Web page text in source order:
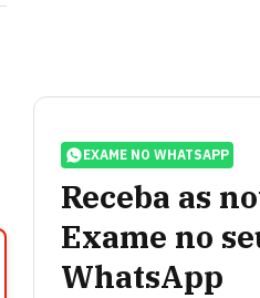
EXAME NO WHATSAPP
Receba as
Exame no
WhatsApp